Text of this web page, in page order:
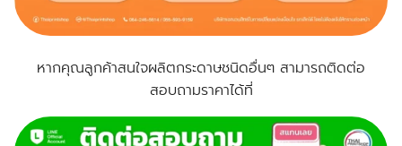
หากคุณลูกค้าสนใจผลิตกระดาษชนิดอื่นๆ สามารถติดต่อ
สอบถามราคาได้ที่